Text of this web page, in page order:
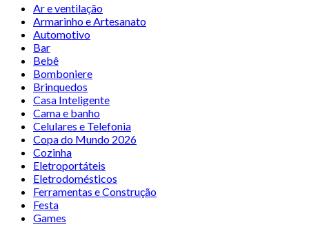
Ar e ventilação
Armarinho e Artesanato
Automotivo
Bar
Bebê
Bomboniere
Brinquedos
Casa Inteligente
Cama e banho
Celulares e Telefonia
Copa do Mundo 2026
Cozinha
Eletroportáteis
Eletrodomésticos
Ferramentas e Construção
Festa
Games